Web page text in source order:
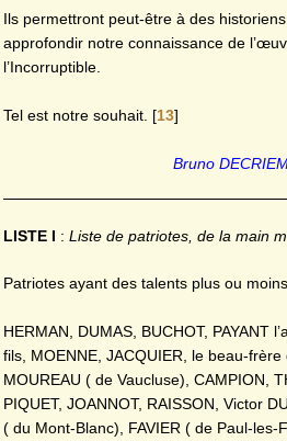
Ils permettront peut-être à des
approfondir notre connaissance de
l’Incorruptible.
Tel est notre souhait. [13]
Bruno
LISTE I : Liste de patriotes, de la main
Patriotes ayant des talents plus ou
HERMAN, DUMAS, BUCHOT, PAYANT
fils, MOENNE, JACQUIER, le beau-frère
MOUREAU ( de Vaucluse), CAMPION,
PIQUET, JOANNOT, RAISSON, Victor
( du Mont-Blanc), FAVIER ( de Paul-les-